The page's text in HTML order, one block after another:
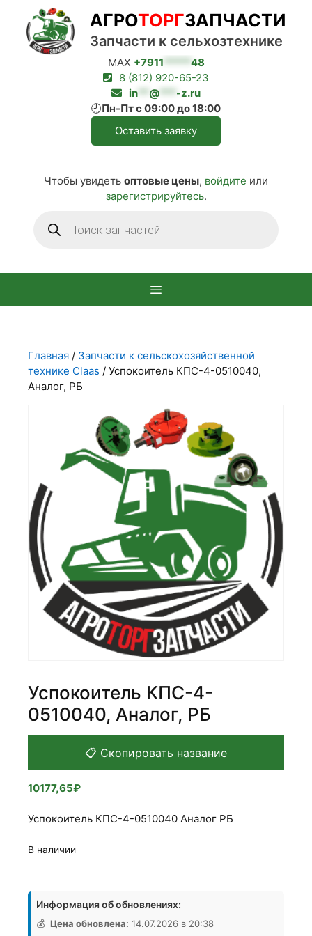
Перейти
содержимому
MAX +7911 ***** 48
8 (812) 920-65-23
in
@ *** -z.ru
🕘Пн-Пт с 09:00 до 18:00
Оставить заявку
Чтобы увидеть оптовые цены, войдите или
зарегистрируйтесь.
товаров
АГРОТОРГЗАПЧАСТИ
Запчасти к сельхозтехнике
Главная / Запчасти к сельскохозяйственной
технике Claas / Успокоитель КПС-4-0510040,
Аналог, РБ
Успокоитель КПС-4-
0510040, Аналог, РБ
📋 Скопировать название
10177,65₽
Успокоитель КПС-4-0510040 Аналог РБ
В наличии
товара
Успокоитель
КПС-4-
Информация об обновлениях:
💰 Цена обновлена: 14.07.2026 в 20:38